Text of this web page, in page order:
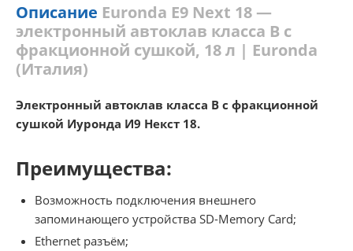
Описание Euronda E9 Next 18 —
электронный автоклав класса B с
фракционной сушкой, 18 л | Euronda
(Италия)
Электронный автоклав класса B с фракционной
сушкой Иуронда И9 Некст 18.
Преимущества:
Возможность подключения внешнего
запоминающего устройства SD-Memory Card;
Ethernet разъём;